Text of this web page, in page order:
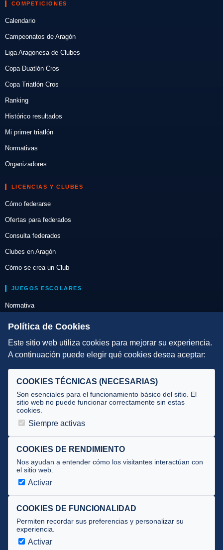
COMPETICIONES
Calendario
Campeonatos de Aragón
Liga Aragonesa de Clubes
Copa Duatlón Cros
Copa Triatlón Cros
Ranking
Histórico resultados
Mi primer triatlón
Normativas
Organizadores
LICENCIAS Y CLUBES
Cómo federarse
Ofertas para federados
Consulta federados
Clubes en Aragón
Cómo se crea un Club
JUEGOS ESCOLARES
Normativa
Escuelas de Triatlón
DIRECCIÓN TÉCNICA
Selecciones
Tecnificación
JUECES Y OFICIALES
Documentos
Cursos
Circulares oficiales
Convocatorias y Equipaciones
Av. José Atarés 101, semisótano. 50018 Zaragoza
Política de Cookies
Este sitio web utiliza cookies para mejorar su experiencia.
A continuación puede elegir qué cookies desea aceptar:
COOKIES TÉCNICAS (NECESARIAS)
Son esenciales para el funcionamiento básico del sitio. El
sitio web no puede funcionar correctamente sin estas
cookies.
Siempre activas
COOKIES DE RENDIMIENTO
Nos ayudan a entender cómo los visitantes interactúan con
el sitio web.
Activar
COOKIES DE FUNCIONALIDAD
Permiten recordar sus preferencias y personalizar su
experiencia.
Activar